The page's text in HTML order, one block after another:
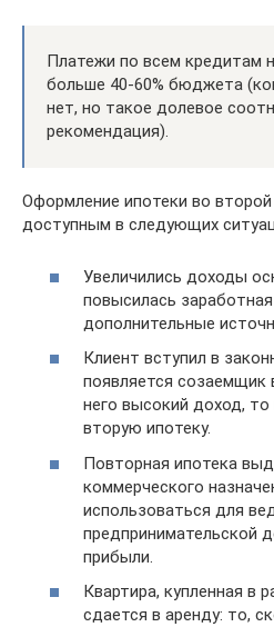
Платежи по всем кредитам
больше 40-60% бюджета
нет, но такое долевое
рекомендация).
Оформление ипотеки во
доступным в следующих
Увеличились доходы
повысилась
дополнительные
Клиент вступил в
появляется созаемщик
него высокий доход,
вторую ипотеку.
Повторная ипотека
коммерческого
использоваться для
предпринимательской
прибыли.
Квартира, купленная в
сдается в аренду: то,